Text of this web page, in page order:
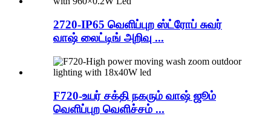
2720-IP65 வெளிப்புற ஸ்ட்ரோப் சுவர்
வாஷ் லைட்டிங் அறிவு ...
F720-உயர் சக்தி நகரும் வாஷ் ஜூம்
வெளிப்புற வெளிச்சம் ...